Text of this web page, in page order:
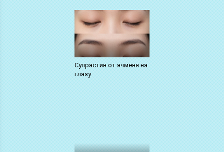
Супрастин от ячменя на
глазу